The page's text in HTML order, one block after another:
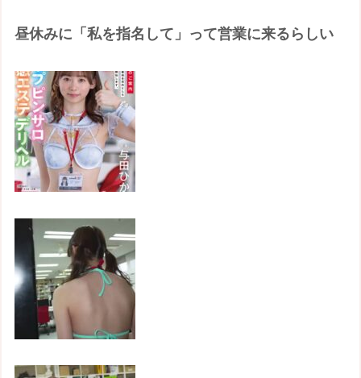
昼休みに「私を指名して」って営業に来るらしい